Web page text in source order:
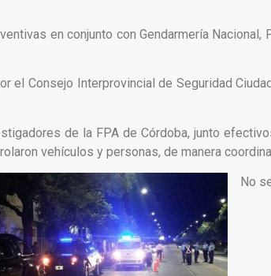
en conjunto con Gendarmería
el Consejo Interprovincial de Seguridad
de la FPA de Córdoba, junto
vehículos y personas, de manera
No